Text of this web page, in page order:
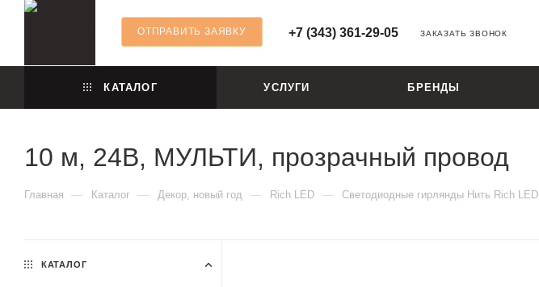
ОТПРАВИТЬ ЗАЯВКУ +7 (343) 361-29-05 ЗАКАЗАТЬ ЗВОНОК
КАТАЛОГ УСЛУГИ БРЕНДЫ
10 м, 24В, МУЛЬТИ, прозрачный провод
Главная — Каталог — Декор, новый год — Rich LED — Светодиодные гирлянды Нить Rich LED
КАТАЛОГ